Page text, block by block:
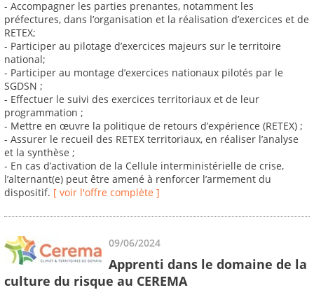
- Accompagner les parties prenantes, notamment les
préfectures, dans l’organisation et la réalisation d’exercices et de
RETEX;
- Participer au pilotage d’exercices majeurs sur le territoire
national;
- Participer au montage d’exercices nationaux pilotés par le
SGDSN ;
- Effectuer le suivi des exercices territoriaux et de leur
programmation ;
- Mettre en œuvre la politique de retours d’expérience (RETEX) ;
- Assurer le recueil des RETEX territoriaux, en réaliser l’analyse
et la synthèse ;
- En cas d’activation de la Cellule interministérielle de crise,
l’alternant(e) peut être amené à renforcer l’armement du
dispositif. [ voir l'offre complète ]
09/06/2024
Apprenti dans le domaine de la
culture du risque au CEREMA